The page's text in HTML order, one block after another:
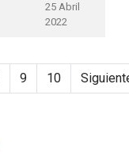
25 Abril
2022
9 10